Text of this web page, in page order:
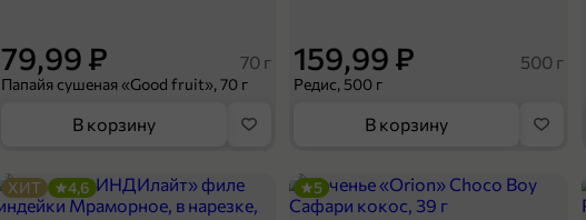
79,99 ₽ 70 г
Папайя сушеная «Good fruit», 70 г
В корзину
159,99 ₽ 500 г
Редис, 500 г
В корзину
ХИТ 4,6 5